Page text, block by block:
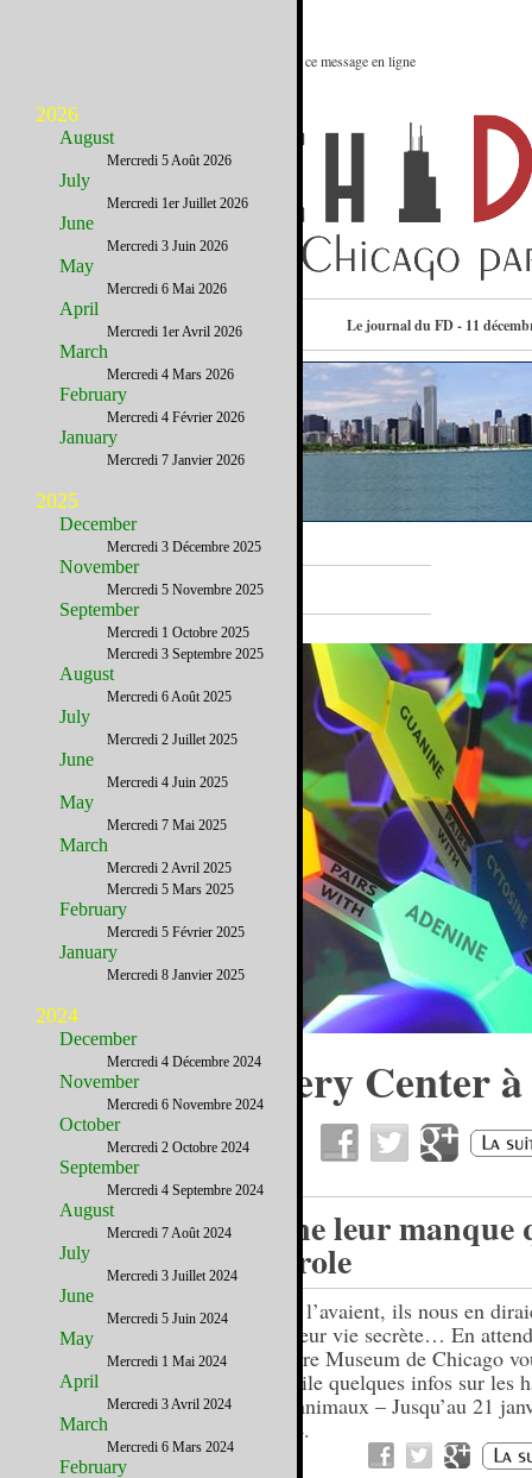
Le meilleur des Etats-Unis : Voir ce message en ligne
Consulter l’annuaire Le journal du FD - 11
A la Une
Le DNA Discovery Center à
Chicago
Il ne leur manque
parole
S’ils l’avaient, ils nous en
sur leur vie secrète… En
Nature Museum de Chicago
dévoile quelques infos sur les
des animaux – Jusqu’au 21
2014.
2026
August
Mercredi 5 Août 2026
July
Mercredi 1er Juillet 2026
June
Mercredi 3 Juin 2026
May
Mercredi 6 Mai 2026
April
Mercredi 1er Avril 2026
March
Mercredi 4 Mars 2026
February
Mercredi 4 Février 2026
January
Mercredi 7 Janvier 2026
2025
December
Mercredi 3 Décembre 2025
November
Mercredi 5 Novembre 2025
September
Mercredi 1 Octobre 2025
Mercredi 3 Septembre 2025
August
Mercredi 6 Août 2025
July
Mercredi 2 Juillet 2025
June
Mercredi 4 Juin 2025
May
Mercredi 7 Mai 2025
March
Mercredi 2 Avril 2025
Mercredi 5 Mars 2025
February
Mercredi 5 Février 2025
January
Mercredi 8 Janvier 2025
2024
December
Mercredi 4 Décembre 2024
November
Mercredi 6 Novembre 2024
October
Mercredi 2 Octobre 2024
September
Mercredi 4 Septembre 2024
August
Mercredi 7 Août 2024
July
Mercredi 3 Juillet 2024
June
Mercredi 5 Juin 2024
May
Mercredi 1 Mai 2024
April
Mercredi 3 Avril 2024
March
Mercredi 6 Mars 2024
February